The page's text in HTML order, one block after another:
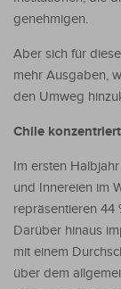
genehmigen.
Aber sich für
mehr Ausgaben,
den Umweg
Chile
Im ersten
und Innereien im
repräsentieren 44
Darüber hinaus
mit einem
über dem